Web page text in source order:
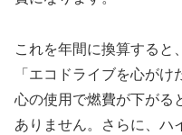
これを年間に換算すると、
「エコドライブを心が
心の使用で燃費が下がる
ありません。さらに、ハ